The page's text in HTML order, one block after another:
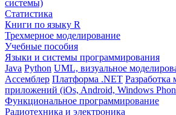
системы)
Статистика
Книги по языку R
Трехмерное моделирование
Учебные пособия
Языки и системы программирования
Java Python UML, визуальное
Ассемблер Платформа .NET
приложений (iOs, Android, Windows
Функциональное программирование
Радиотехника и электроника